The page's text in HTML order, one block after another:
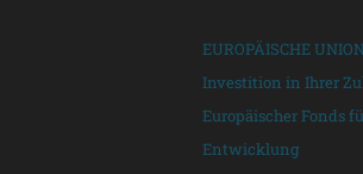
EUROPÄISCHE
Investition in Ihrer
Europäischer Fonds
Entwicklung